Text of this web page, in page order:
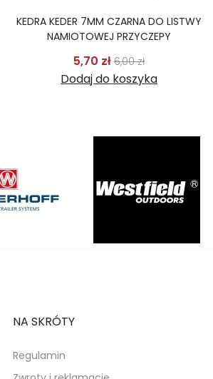
KEDRA KEDER 7MM CZARNA DO LISTWY
NAMIOTOWEJ PRZYCZEPY
5,70 złCena podstawowa
6,00 złCena
Dodaj do koszyka
NA SKRÓTY
Regulamin